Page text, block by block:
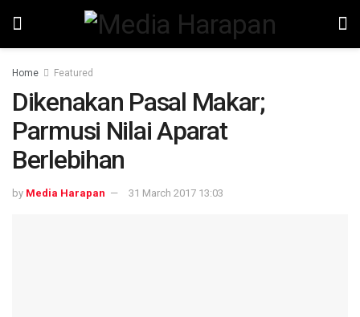
Home Featured
Dikenakan Pasal Makar;
Parmusi Nilai Aparat
Berlebihan
by Media Harapan 31 March 2017 13:03